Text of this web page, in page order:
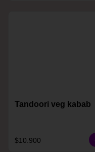
Tandoori veg kabab
$10.900